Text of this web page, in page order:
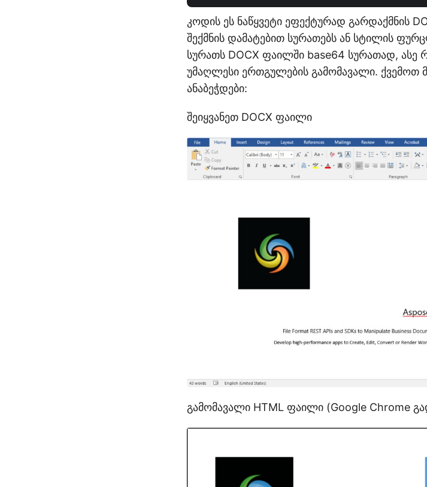
კოდის ეს ნაწყვეტი ეფექტურად გარდაქმნის
შექმნის დამატებით სურათებს ან სტილის
სურათს DOCX ფაილში base64 სურათად, ასე
უმაღლესი ერთგულების გამომავალი. ქვემოთ
ანაბეჭდები:
შეიყვანეთ DOCX ფაილი
გამომავალი HTML ფაილი (Google Chrome